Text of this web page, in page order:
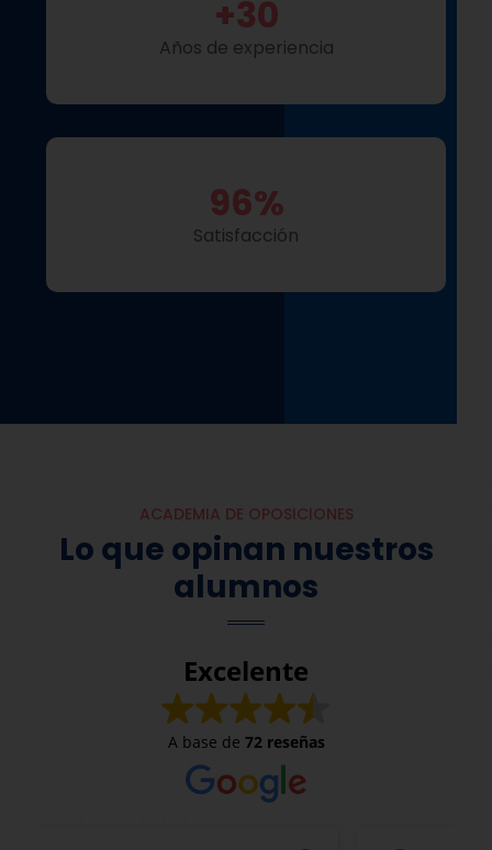
Años de experiencia
+30
Satisfacción
96%
ACADEMIA DE OPOSICIONES
Lo que opinan nuestros
alumnos
Excelente
A base de 72 reseñas